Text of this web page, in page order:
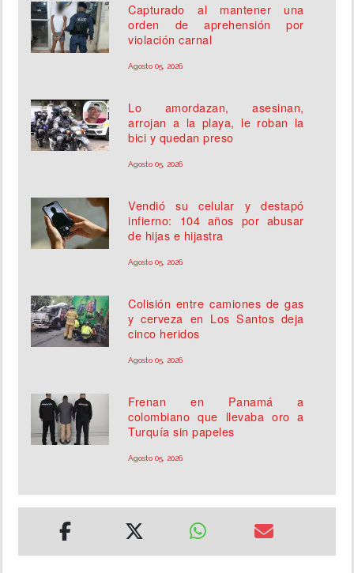
Capturado al mantener una
orden de aprehensión por
violación carnal
Agosto 05, 2026
Lo amordazan, asesinan,
arrojan a la playa, le roban la
bici y quedan preso
Agosto 05, 2026
Vendió su celular y destapó
infierno: 104 años por abusar
de hijas e hijastra
Agosto 05, 2026
Colisión entre camiones de gas
y cerveza en Los Santos deja
cinco heridos
Agosto 05, 2026
Frenan en Panamá a
colombiano que llevaba oro a
Turquía sin papeles
Agosto 05, 2026